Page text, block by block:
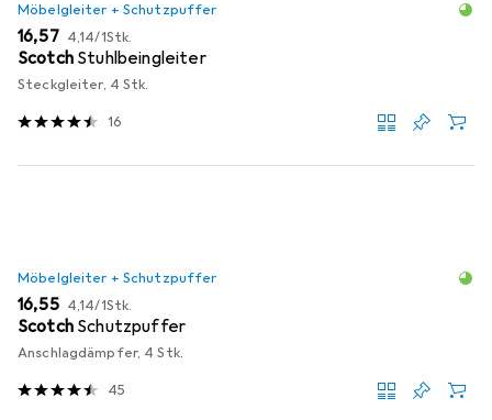
Möbelgleiter + Schutzpuffer
EUR
16,57 EUR
4,14/1Stk.
Scotch Stuhlbeingleiter
Steckgleiter, 4 Stk.
16
Möbelgleiter + Schutzpuffer
EUR
16,55 EUR
4,14/1Stk.
Scotch Schutzpuffer
Anschlagdämpfer, 4 Stk.
45